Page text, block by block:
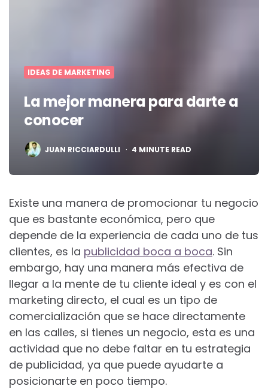
IDEAS DE MARKETING
La mejor manera para darte a
conocer
POSTED
BY
JUAN RICCIARDULLI 4 MINUTE READ
Existe una manera de promocionar tu negocio
que es bastante económica, pero que
depende de la experiencia de cada uno de tus
clientes, es la publicidad boca a boca. Sin
embargo, hay una manera más efectiva de
llegar a la mente de tu cliente ideal y es con el
marketing directo, el cual es un tipo de
comercialización que se hace directamente
en las calles, si tienes un negocio, esta es una
actividad que no debe faltar en tu estrategia
de publicidad, ya que puede ayudarte a
posicionarte en poco tiempo.